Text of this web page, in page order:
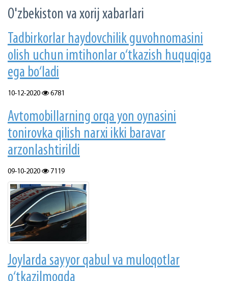
O'zbekiston va xorij xabarlari
Tadbirkorlar haydovchilik guvohnomasini
olish uchun imtihonlar o‘tkazish huquqiga
ega bo‘ladi
10-12-2020 6781
Avtomobillarning orqa yon oynasini
tonirovka qilish narxi ikki baravar
arzonlashtirildi
09-10-2020 7119
Joylarda sayyor qabul va muloqotlar
o‘tkazilmoqda